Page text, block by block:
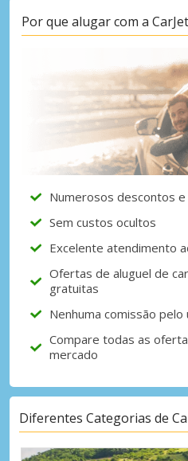
Por que alugar com a
Numerosos descontos
Sem custos ocultos
Excelente atendimento
Ofertas de aluguel de
gratuitas
Nenhuma comissão
Compare todas as
mercado
Diferentes Categorias de